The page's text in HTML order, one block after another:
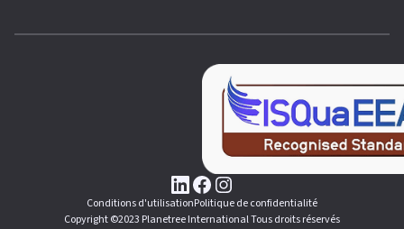
Conditions d'utilisationPolitique de confidentialité
Copyright ©2023 Planetree International Tous droits réservés